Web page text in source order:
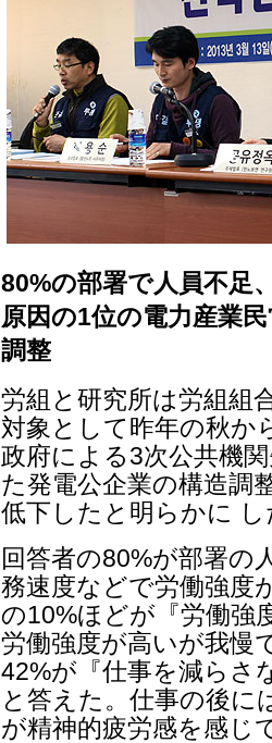
80%の部署で人員不足
原因の1位の電力産業
調整
労組と研究所は労組組
対象として昨年の秋か
政府による3次公共機
た発電公企業の構造調
低下したと明らかに し
回答者の80%が部署の
務速度などで労働強度
の10%ほどが『労働強
労働強度が高いが我慢
42%が『仕事を減らさ
と答えた。仕事の後に
が精神的疲労感を感じ